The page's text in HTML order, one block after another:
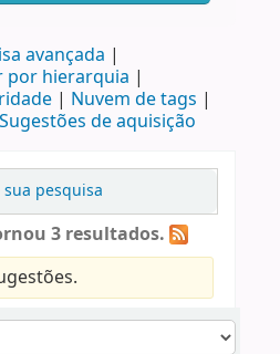
avançada
por hierarquia
Nuvem de tags
Sugestões de aquisição
sua pesquisa
3 resultados.